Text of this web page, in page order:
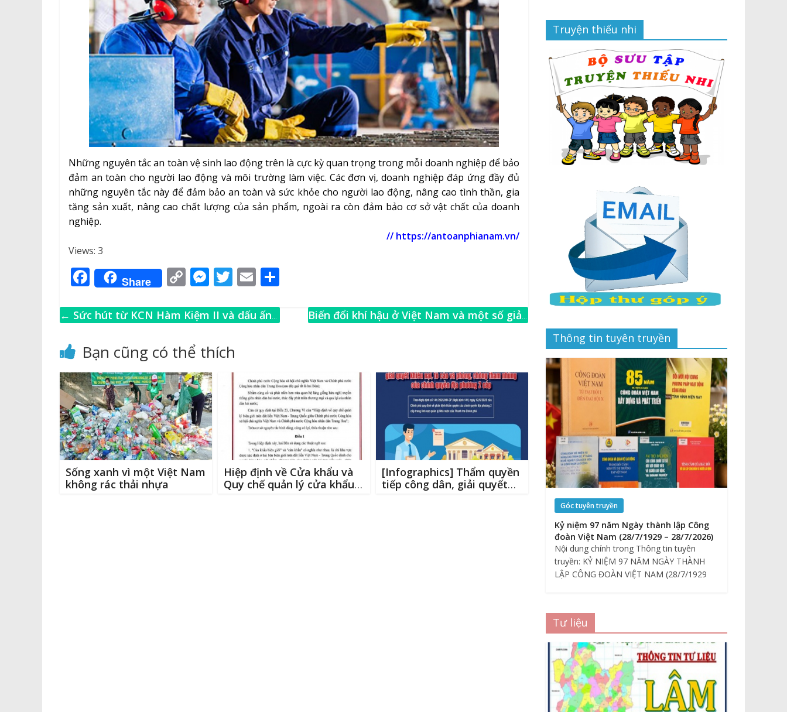
Những nguyên tắc an toàn vệ sinh lao động trên là cực kỳ quan trọng trong mỗi doanh nghiệp để bảo
đảm an toàn cho người lao động và môi trường làm việc. Các đơn vị, doanh nghiệp đáp ứng đầy đủ
những nguyên tắc này để đảm bảo an toàn và sức khỏe cho người lao động, nâng cao tình thần, gia
tăng sản xuất, nâng cao chất lượng của sản phẩm, ngoài ra còn đảm bảo cơ sở vật chất của doanh
nghiệp.
// https://antoanphianam.vn/
Views: 3
F
a
c
b
o
o
k
Share C
p
Li
n
k
M
ss
n
g
e
r
T
it
r
E
ai ar
← Sức hút từ KCN Hàm Kiệm II và dấu ấn
Biến đổi khí hậu ở Việt Nam và một số giải
Bạn cũng có thể thích
Sống xanh vì một Việt Nam
không rác thải nhựa
Hiệp định về Cửa khẩu và
Quy chế quản lý cửa khẩu
[Infographics] Thẩm quyền
tiếp công dân, giải quyết
Truyện thiếu nhi
Thông tin tuyên truyền
Góc tuyên truyền
Kỷ niệm 97 năm Ngày thành lập Công
đoàn Việt Nam (28/7/1929 – 28/7/2026)
Nội dung chính trong Thông tin tuyên
truyền: KỶ NIỆM 97 NĂM NGÀY THÀNH
LẬP CÔNG ĐOÀN VIỆT NAM (28/7/1929
Tư liệu